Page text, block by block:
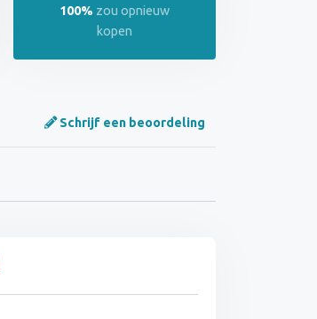
100% zou opnieuw
kopen
Schrijf een beoordeling